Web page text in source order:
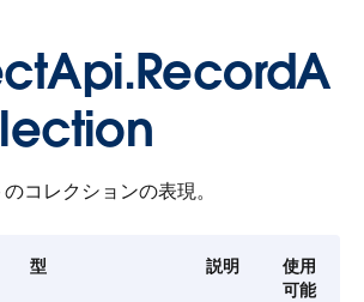
コレクションの表現。
型 説明
使用
可能